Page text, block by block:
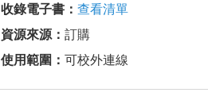
收錄電子書 ： 查看清單
資源來源 ： 訂購
使用範圍 ： 可校外連線